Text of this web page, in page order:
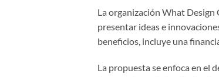
La organización What
presentar ideas e
beneficios, incluye una
La propuesta se enfoca en el